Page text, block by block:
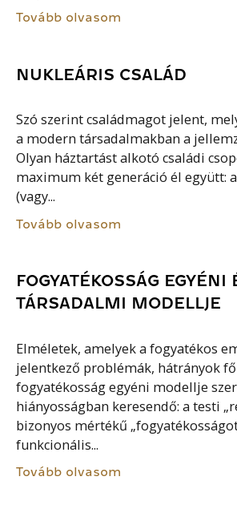
Tovább olvasom
NUKLEÁRIS CSALÁD
Szó szerint családmagot jelent,
a modern társadalmakban a
Olyan háztartást alkotó családi
maximum két generáció él együtt:
(vagy...
Tovább olvasom
FOGYATÉKOSSÁG EGYÉNI
TÁRSADALMI MODELLJE
Elméletek, amelyek a fogyatékos
jelentkező problémák, hátrányok
fogyatékosság egyéni modellje
hiányosságban keresendő: a testi
bizonyos mértékű
funkcionális...
Tovább olvasom